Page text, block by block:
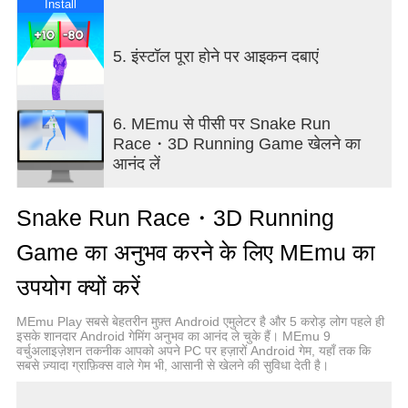
get to the end of your fun run safe and sound. You’ll
earn lovely little hats or incredible new skins that
will upgrade you from a wiggly worm to a stylish
serpent! Or try a change of pace from the endless
runner and check out our mini-game, where your
snake will become the worst nightmare of the
villagers on the small island, feeding itself to grow
from a little worm to a fantastic beast!
Racing as a New Brainteaser
to the title of the fun race 3D champion! Put your
skills to the test to prove you can be quick as a
snake and not as sluggish as a worm in this runner.
Think before you act to finish this fun race 3D. This
fun race game will help to keep your mind sharp or
to switch your focus with some fun run challenges!
With our runner game, you will forget others!
• Simple gameplay. Merge your enemies to evolve
Install
5. इंस्टॉल पूरा होने पर आइकन दबाएं
6. MEmu से पीसी पर Snake Run
Race・3D Running Game खेलने का
आनंद लें
Snake Run Race・3D Running
Game का अनुभव करने के लिए MEmu का
उपयोग क्यों करें
MEmu Play सबसे बेहतरीन मुफ़्त Android एमुलेटर है और 5 करोड़ लोग पहले ही
इसके शानदार Android गेमिंग अनुभव का आनंद ले चुके हैं। MEmu 9
वर्चुअलाइज़ेशन तकनीक आपको अपने PC पर हज़ारों Android गेम, यहाँ तक कि
सबसे ज़्यादा ग्राफ़िक्स वाले गेम भी, आसानी से खेलने की सुविधा देती है।